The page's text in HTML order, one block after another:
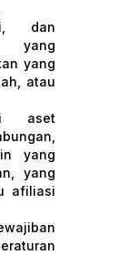
dan
yang
yang
atau
aset
yang
yang
afiliasi